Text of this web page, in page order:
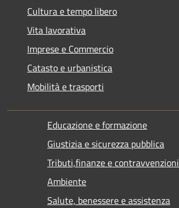
Cultura e tempo libero
Vita lavorativa
Imprese e Commercio
Catasto e urbanistica
Mobilità e trasporti
Educazione e formazione
Giustizia e sicurezza pubblica
Tributi,finanze e contravvenzioni
Ambiente
Salute, benessere e assistenza